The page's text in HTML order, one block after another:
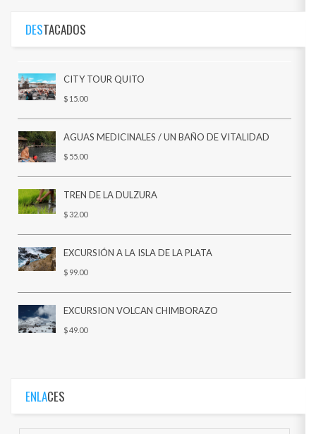
DESTACADOS
CITY TOUR QUITO
$ 15.00
AGUAS MEDICINALES / UN BAÑO DE VITALIDAD
$ 55.00
TREN DE LA DULZURA
$ 32.00
EXCURSIÓN A LA ISLA DE LA PLATA
$ 99.00
EXCURSION VOLCAN CHIMBORAZO
$ 49.00
ENLACES